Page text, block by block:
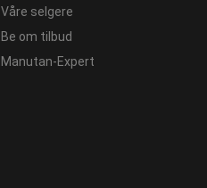
Våre selgere
Be om tilbud
Manutan-Expert